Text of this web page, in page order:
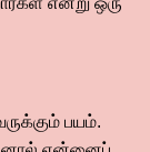
பயம்.‌